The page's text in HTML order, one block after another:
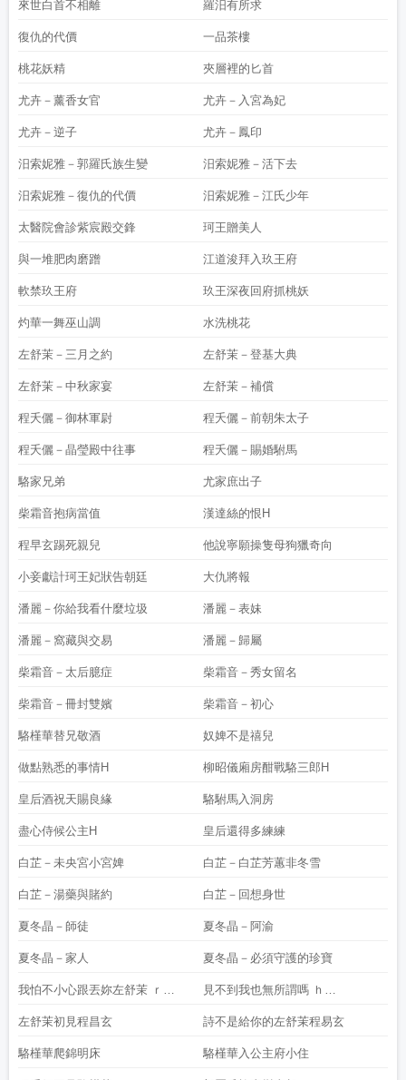
來世白首不相離 羅汨有所求
復仇的代價 一品茶樓
桃花妖精 夾層裡的匕首
尤卉－薰香女官 尤卉－入宮為妃
尤卉－逆子 尤卉－鳳印
汨索妮雅－郭羅氏族生變 汨索妮雅－活下去
汨索妮雅－復仇的代價 汨索妮雅－江氏少年
太醫院會診紫宸殿交鋒 珂王贈美人
與一堆肥肉磨蹭 江道浚拜入玖王府
軟禁玖王府 玖王深夜回府抓桃妖
灼華一舞巫山調 水洗桃花
左舒茉－三月之約 左舒茉－登基大典
左舒茉－中秋家宴 左舒茉－補償
程夭儷－御林軍尉 程夭儷－前朝朱太子
程夭儷－晶瑩殿中往事 程夭儷－賜婚駙馬
駱家兄弟 尤家庶出子
柴霜音抱病當值 漢達絲的恨H
程早玄踢死親兒 他說寧願操隻母狗獵奇向
小妾獻計珂王妃狀告朝廷 大仇將報
潘麗－你給我看什麼垃圾 潘麗－表妹
潘麗－窩藏與交易 潘麗－歸屬
柴霜音－太后臆症 柴霜音－秀女留名
柴霜音－冊封雙嬪 柴霜音－初心
駱槿華替兄敬酒 奴婢不是禧兒
做點熟悉的事情H 柳昭儀廂房酣戰駱三郎H
皇后酒祝天賜良緣 駱駙馬入洞房
盡心侍候公主H 皇后還得多練練
白芷－未央宮小宮婢 白芷－白芷芳蕙非冬雪
白芷－湯藥與賭約 白芷－回想身世
夏冬晶－師徒 夏冬晶－阿渝
夏冬晶－家人 夏冬晶－必須守護的珍寶
我怕不小心跟丟妳左舒茉 ｒ
245uщ120046120003８
120044120108ｍ
見不到我也無所謂嗎 ｈ
119992246120106
左舒茉初見程昌玄 詩不是給你的左舒茉程易玄
駱槿華爬錦明床 駱槿華入公主府小住